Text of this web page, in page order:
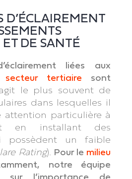
D’ÉCLAIREMENT
DE SANTÉ
liées aux
secteur tertiaire sont
le plus souvent de
dans lesquelles il
attention particulière à
en installant des
possèdent un faible
Rating). Pour le milieu
notre équipe
sur l’importance de